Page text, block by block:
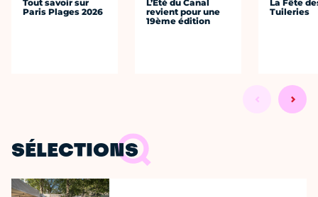
Tout savoir sur
Paris Plages 2026
L’Été du Canal
revient pour une
19ème édition
La Fête
Tuileries
SÉLECTIONS